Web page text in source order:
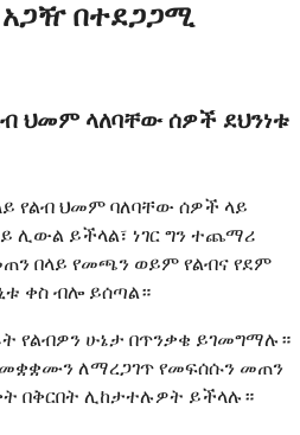
አጋዥ በተደጋጋሚ
ህመም ላለባቸው ሰዎች ደህንነቱ
የልብ ህመም ባለባቸው ሰዎች ላይ
ሊውል ይችላል፣ ነገር ግን ተጨማሪ
በላይ የመጫን ወይም የልብና የደም
ቀስ ብሎ ይሰጣል።
የልብዎን ሁኔታ በጥንቃቄ ይገመግማሉ።
ለማረጋገጥ የመፍሰሱን መጠን
በቅርበት ሊከታተሉዎት ይችላሉ።